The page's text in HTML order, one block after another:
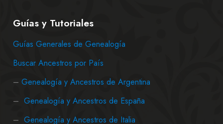
Guías y Tutoriales
Guías Generales de Genealogía
Buscar Ancestros por País
– Genealogía y Ancestros de Argentina
– Genealogía y Ancestros de España
– Genealogía y Ancestros de Italia